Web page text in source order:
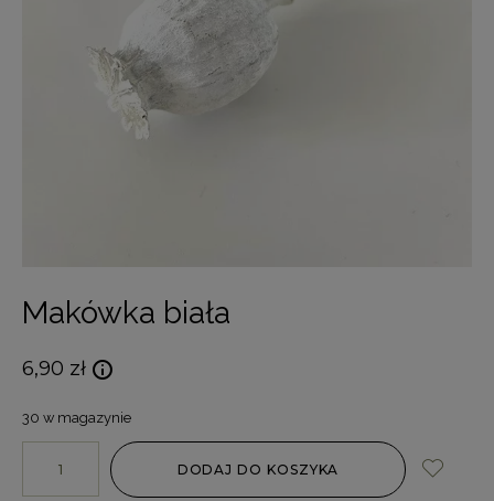
Makówka biała
6,90 zł
30 w magazynie
DODAJ DO KOSZYKA